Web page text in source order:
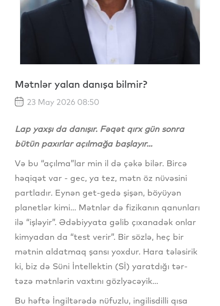
Mətnlər yalan danışa bilmir?
23 May 2026 08:50
Lap yaxşı da danışır. Fəqət qırx gün sonra
bütün paxırlar açılmağa başlayır...
Və bu “açılma”lar min il də çəkə bilər. Bircə
həqiqət var - gec, ya tez, mətn öz nüvəsini
partladır. Eynən get-gedə şişən, böyüyən
planetlər kimi... Mətnlər də fizikanın qanunları
ilə “işləyir”. Ədəbiyyata gəlib çıxanadək onlar
kimyadan da “test verir”. Bir sözlə, heç bir
mətnin aldatmaq şansı yoxdur. Hara tələsirik
ki, biz də Süni İntellektin (Sİ) yaratdığı tər-
təzə mətnlərin vaxtını gözlyəcəyik...
Bu həftə İngiltərədə nüfuzlu, ingilisdilli qısa